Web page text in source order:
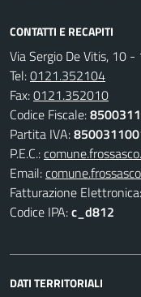
CONTATTI E RECAPITI
Via Sergio De Vitis, 10 -
Tel:0121.352104
Fax:0121.352010
Codice Fiscale:
Partita IVA:
P.E.C.:
Email:
Fatturazione Elettronica:
Codice IPA:c_d812
DATI TERRITORIALI